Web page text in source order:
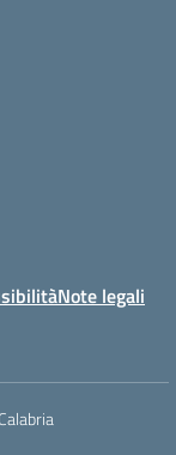
Note legali